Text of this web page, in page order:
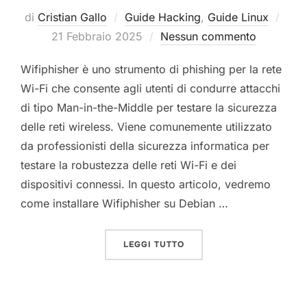
di Cristian Gallo Guide Hacking, Guide Linux
21 Febbraio 2025 Nessun commento
Wifiphisher è uno strumento di phishing per la rete
Wi-Fi che consente agli utenti di condurre attacchi
di tipo Man-in-the-Middle per testare la sicurezza
delle reti wireless. Viene comunemente utilizzato
da professionisti della sicurezza informatica per
testare la robustezza delle reti Wi-Fi e dei
dispositivi connessi. In questo articolo, vedremo
come installare Wifiphisher su Debian …
LEGGI TUTTO“COME INSTALLARE